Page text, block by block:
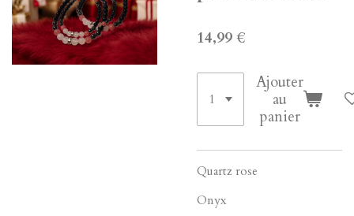
14,99 €
Ajouter
au
panier
Quartz rose
Onyx